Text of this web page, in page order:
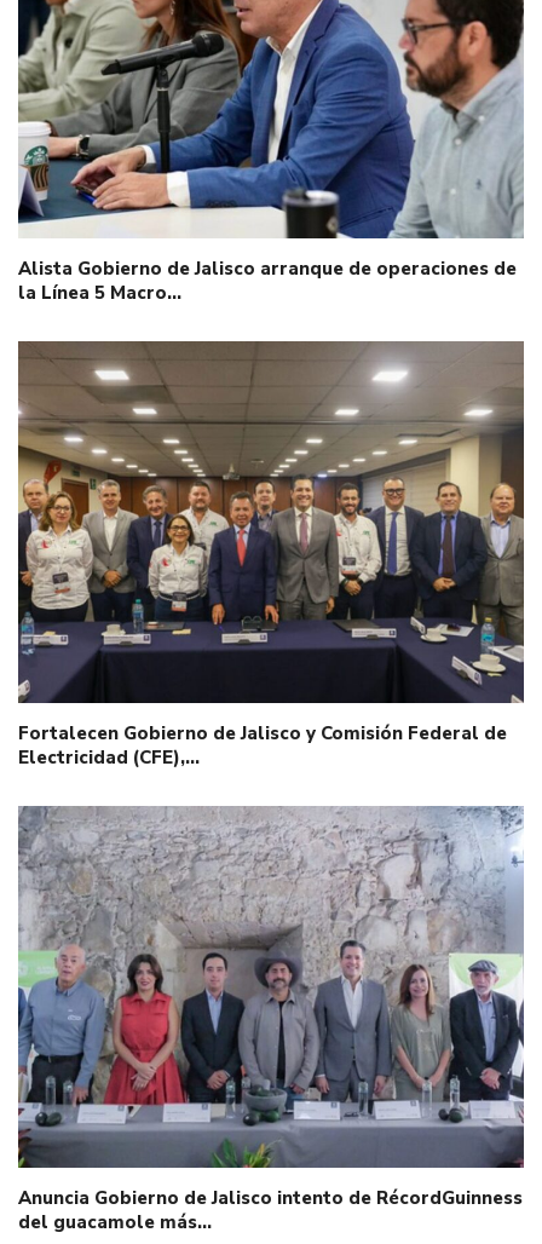
Alista Gobierno de Jalisco arranque de operaciones de
la Línea 5 Macro…
Fortalecen Gobierno de Jalisco y Comisión Federal de
Electricidad (CFE),…
Anuncia Gobierno de Jalisco intento de RécordGuinness
del guacamole más…